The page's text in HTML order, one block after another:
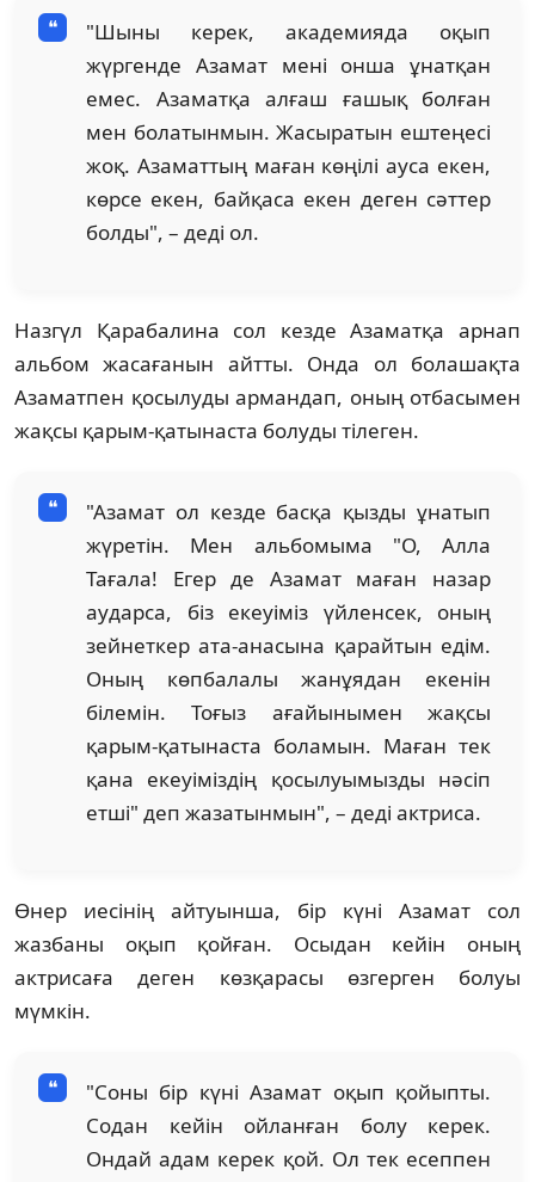
"Шыны керек, академияда оқып
жүргенде Азамат мені онша ұнатқан
емес. Азаматқа алғаш ғашық болған
мен болатынмын. Жасыратын ештеңесі
жоқ. Азаматтың маған көңілі ауса екен,
көрсе екен, байқаса екен деген сәттер
болды", – деді ол.
Назгүл Қарабалина сол кезде Азаматқа арнап
альбом жасағанын айтты. Онда ол болашақта
Азаматпен қосылуды армандап, оның отбасымен
жақсы қарым-қатынаста болуды тілеген.
"Азамат ол кезде басқа қызды ұнатып
жүретін. Мен альбомыма "О, Алла
Тағала! Егер де Азамат маған назар
аударса, біз екеуіміз үйленсек, оның
зейнеткер ата-анасына қарайтын едім.
Оның көпбалалы жанұядан екенін
білемін. Тоғыз ағайынымен жақсы
қарым-қатынаста боламын. Маған тек
қана екеуіміздің қосылуымызды нәсіп
етші" деп жазатынмын", – деді актриса.
Өнер иесінің айтуынша, бір күні Азамат сол
жазбаны оқып қойған. Осыдан кейін оның
актрисаға деген көзқарасы өзгерген болуы
мүмкін.
"Соны бір күні Азамат оқып қойыпты.
Содан кейін ойланған болу керек.
Ондай адам керек қой. Ол тек есеппен